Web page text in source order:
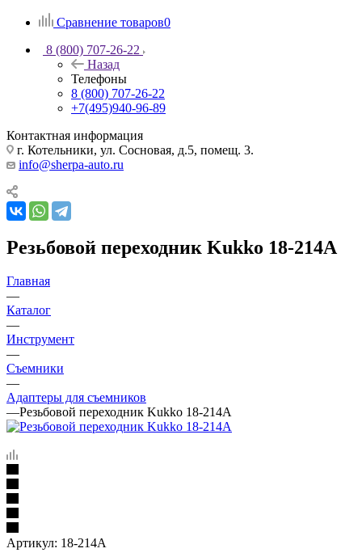
Сравнение товаров0
8 (800) 707-26-22
Назад
Телефоны
8 (800) 707-26-22
+7(495)940-96-89
Контактная информация
г. Котельники, ул. Сосновая, д.5, помещ. 3.
info@sherpa-auto.ru
Резьбовой переходник Kukko 18-214A
Главная
—
Каталог
—
Инструмент
—
Съемники
—
Адаптеры для съемников
—Резьбовой переходник Kukko 18-214A
Артикул: 18-214A